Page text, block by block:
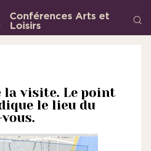
Conférences Arts et
Loisirs
la visite. Le point
le lieu du